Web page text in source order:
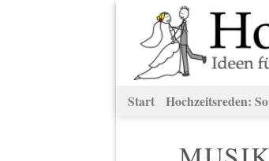
Inhalt
springen
Start Hochzeitsreden: